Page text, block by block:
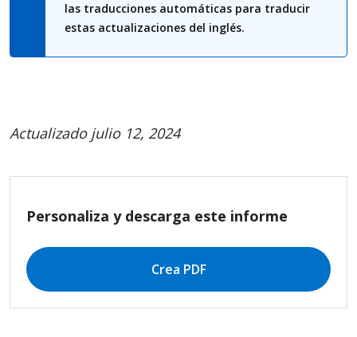
las traducciones automáticas para traducir
estas actualizaciones del inglés.
Actualizado julio 12, 2024
Personaliza y descarga este informe
Crea PDF